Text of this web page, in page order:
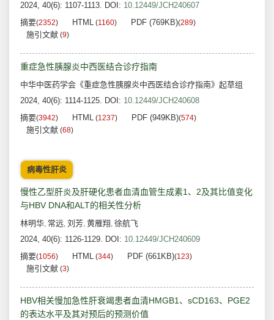
2024, 40(6): 1107-1113. DOI: 10.12449/JCH240607
摘要(2352) HTML (1160) PDF (769KB)(289)
施引文献 (9)
重症急性胰腺炎中西医结合诊疗指南
中华中医药学会《重症急性胰腺炎中西医结合诊疗指南》起草组
2024, 40(6): 1114-1125. DOI: 10.12449/JCH240608
摘要(3942) HTML (1237) PDF (949KB)(574)
施引文献 (68)
病毒性肝炎
慢性乙型肝炎及肝硬化患者血清血管生成素1、2及其比值变化
与HBV DNA和ALT的相关性分析
林明华, 常远, 刘芳, 黄雁翔, 徐航飞
2024, 40(6): 1126-1129. DOI: 10.12449/JCH240609
摘要(1056) HTML (344) PDF (661KB)(123)
施引文献 (3)
HBV相关慢加急性肝衰竭患者血清HMGB1、sCD163、PGE2
的表达水平及其对预后的预测价值